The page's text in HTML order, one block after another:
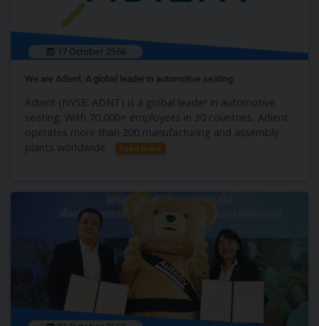
17 October 2566
We are Adient. A global leader in automotive seating.
Adient (NYSE: ADNT) is a global leader in automotive
seating. With 70,000+ employees in 30 countries, Adient
operates more than 200 manufacturing and assembly
plants worldwide.
Read more